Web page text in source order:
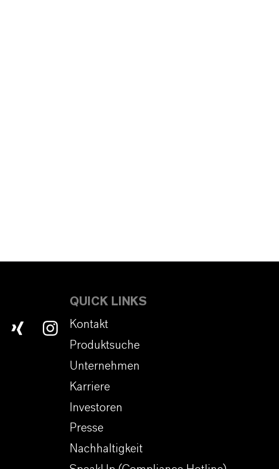
QUICK LINKS
Kontakt
Produktsuche
Unternehmen
Karriere
Investoren
Presse
Nachhaltigkeit